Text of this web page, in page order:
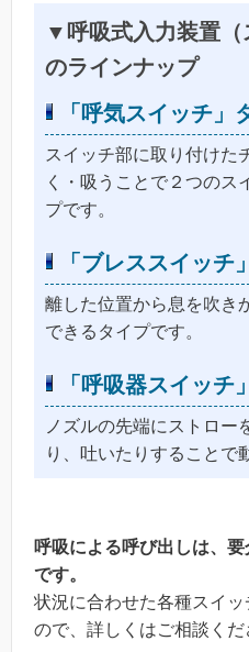
▼呼吸式入力装置（
のラインナップ
「呼気スイッチ」
スイッチ部に取り付けた
く・吸うことで２つのス
プです。
「ブレススイッチ
離した位置から息を吹き
できるタイプです。
「呼吸器スイッチ
ノズルの先端にストロー
り、吐いたりすることで
呼吸による呼び出しは、
です。
状況に合わせた各種スイ
ので、詳しくはご相談くだ